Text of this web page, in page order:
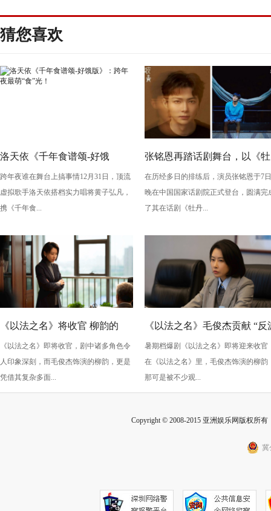
猜您喜欢
洛天依《千年食谱颂-好饿
版》：跨年夜最萌“食”光！
跨年夜谁在舞台上搞事情12月31日，顶流
虚拟歌手洛天依搭档实力唱将黄子弘凡，
携《千年食...
张铭恩再踏话剧舞台，以《牡
丹亭上三生路》续写古典深
情，全新演绎“柳梦梅”至情至
在历经多日的排练后，演员张铭恩于7日
晚在中国国家话剧院正式登台，圆满完
了其在话剧《牡丹...
《以法之名》将收官 柳韵的
“蠢” 让毛俊杰重回巅峰
《以法之名》即将收官，剧中诸多角色令
人印象深刻，而毛俊杰饰演的柳韵，更是
凭借其复杂多面...
《以法之名》毛俊杰贡献 “反
级” 演技？柳韵的 “蠢” 是表演
的胜利！
暑期档爆剧《以法之名》即将迎来收官
在《以法之名》里，毛俊杰饰演的柳韵
那可是被不少观...
Copyright © 2008-2015 亚洲娱乐网版权所
冀